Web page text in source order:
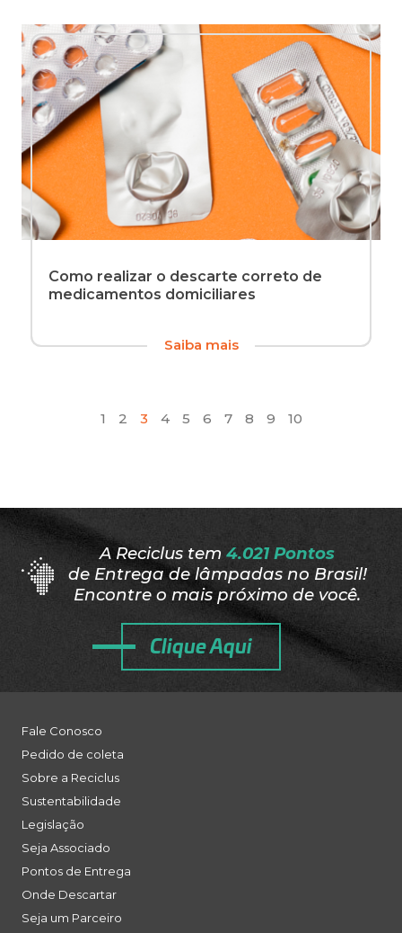
Como realizar o descarte correto de
medicamentos domiciliares
Saiba mais
1 2 3 4 5 6 7 8 9 10
A Reciclus tem 4.021 Pontos
de Entrega de lâmpadas no Brasil!
Encontre o mais próximo de você.
Clique Aqui
Fale Conosco
Pedido de coleta
Sobre a Reciclus
Sustentabilidade
Legislação
Seja Associado
Pontos de Entrega
Onde Descartar
Seja um Parceiro